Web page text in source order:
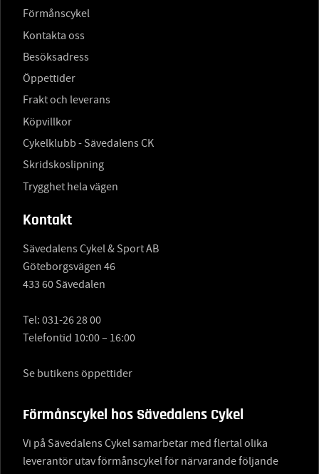
Förmånscykel
Kontakta oss
Besöksadress
Öppettider
Frakt och leverans
Köpvillkor
Cykelklubb - Sävedalens CK
Skridskoslipning
Trygghet hela vägen
Kontakt
Sävedalens Cykel & Sport AB
Göteborgsvägen 46
433 60 Sävedalen
Tel: 031-26 28 00
Telefontid 10:00 – 16:00
Se butikens öppettider
Förmånscykel hos Sävedalens Cykel
Vi på Sävedalens Cykel samarbetar med flertal olika
leverantör utav förmånscykel för närvarande följande